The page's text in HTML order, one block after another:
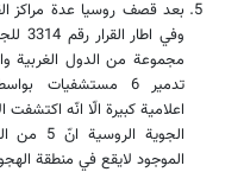
مجموعة من الدول الغربية
تدمير 6
اعلامية كبيرة الّا انّه
الموجود لايقع في منطقة